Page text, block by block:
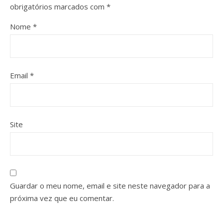
obrigatórios marcados com *
Nome *
Email *
Site
Guardar o meu nome, email e site neste navegador para a
próxima vez que eu comentar.